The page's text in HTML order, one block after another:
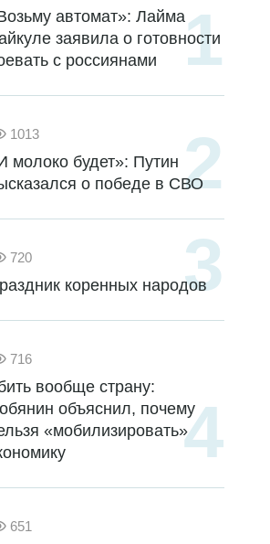
автомат»: Лайма
заявила о готовности
с россиянами
1013
молоко будет»: Путин
о победе в СВО
720
коренных народов
716
вообще страну:
объяснил, почему
«мобилизировать»
651